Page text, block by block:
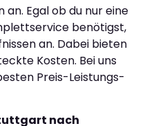
Egal ob du nur eine
benötigst,
an. Dabei bieten
Kosten. Bei uns
Preis-Leistungs-
nach